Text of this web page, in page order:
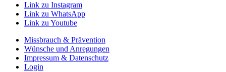
Link zu Instagram
Link zu WhatsApp
Link zu Youtube
Missbrauch & Prävention
Wünsche und Anregungen
Impressum & Datenschutz
Login